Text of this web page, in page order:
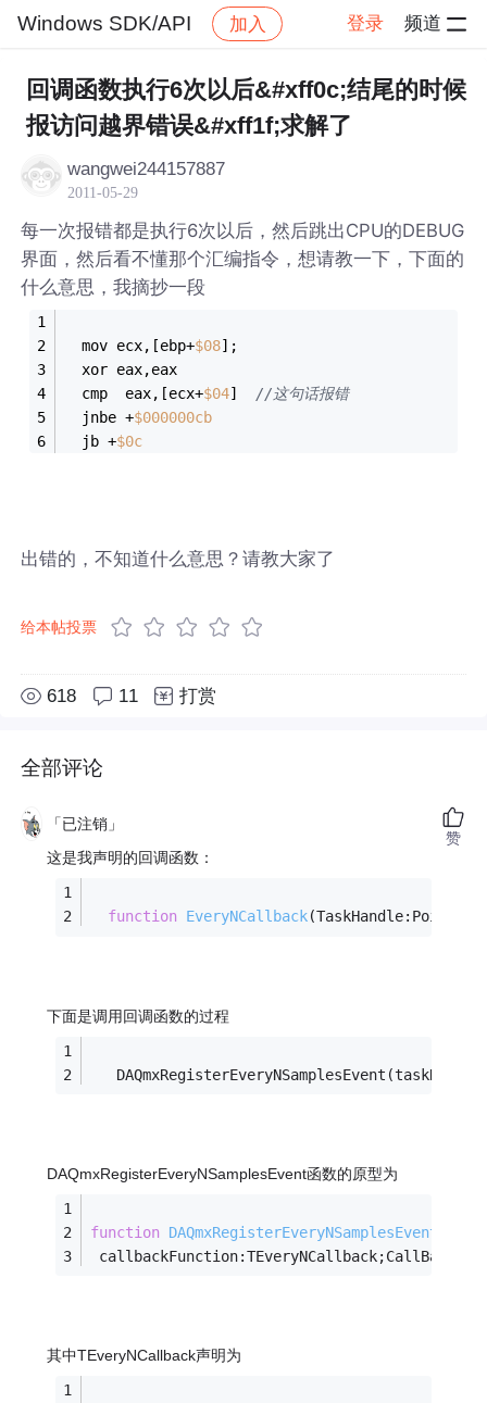
Windows SDK/API 加入 登录 频道
社区 Windows SDK/API 帖子详情
回调函数执行6次以后&#xff0c;结尾的时候
报访问越界错误&#xff1f;求解了
wangwei244157887
2011-05-29
每一次报错都是执行6次以后，然后跳出CPU的DEBUG
界面，然后看不懂那个汇编指令，想请教一下，下面的
什么意思，我摘抄一段
  mov ecx,[ebp+
$08];
  xor eax,eax
  cmp  eax,[ecx+
$04] //这句话报错
  jnbe +
$000000cb
  jb +
$0c
出错的，不知道什么意思？请教大家了
给本帖投票
618 11 打赏
全部评论
「已注销」
这是我声明的回调函数：
function EveryNCallback
下面是调用回调函数的过程
DAQmxRegisterEveryNSamplesEvent函数的原型为
function DAQmxRegisterEveryNSamplesEvent
其中TEveryNCallback声明为
赞